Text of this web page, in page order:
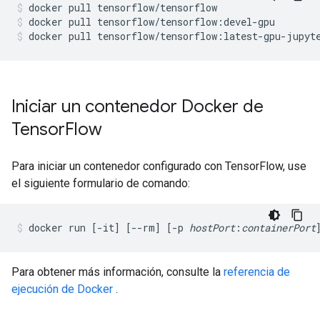
docker pull tensorflow/tensorflow
docker pull tensorflow/tensorflow:devel-gpu
docker pull tensorflow/tensorflow:latest-gpu-
Iniciar un contenedor Docker de
TensorFlow
Para iniciar un contenedor configurado con TensorFlow, use
el siguiente formulario de comando:
docker run [-it] [--rm] [-p hostPort: containerPort
Para obtener más información, consulte la referencia de
ejecución de Docker .